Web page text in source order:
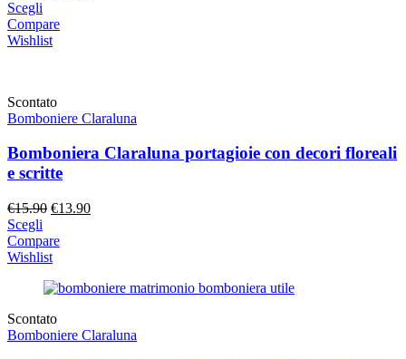
originale
era:
Scegli
Compare
Wishlist
Scontato
Bomboniere Claraluna
Bomboniera Claraluna portagioie con decori floreali
e scritte
€15.90 Il
originale
era:
€13.90Il
Scegli
Compare
Wishlist
Scontato
Bomboniere Claraluna